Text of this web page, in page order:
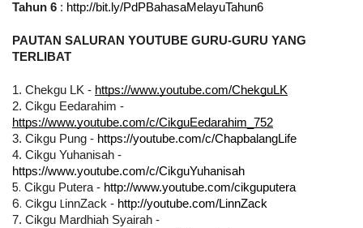
Tahun 6 : http://bit.ly/PdPBahasaMelayuTahun6
PAUTAN SALURAN YOUTUBE GURU-GURU YANG
TERLIBAT
1. Chekgu LK - https://www.youtube.com/ChekguLK
https://www.youtube.com/c/CikguEedarahim_752
3. Cikgu Pung - https://youtube.com/c/ChapbalangLife
4.
https://www.youtube.com/c/CikguYuhanisah
5. Cikgu Putera - http://www.youtube.com/cikguputera
6. Cikgu LinnZack - http://youtube.com/LinnZack
7. Cikgu